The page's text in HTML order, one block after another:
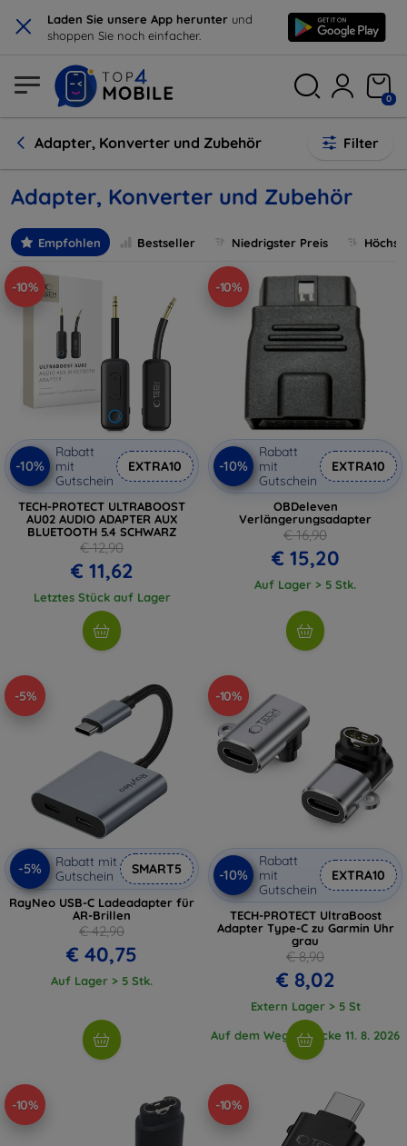
× Laden Sie unsere App herunter und
shoppen Sie noch einfacher.
0
Adapter, Konverter und Zubehör Filter
Adapter, Konverter und Zubehör
Empfohlen Bestseller Niedrigster Preis
-10%
-10%
Rabatt
mit
Gutschein
EXTRA10
TECH-PROTECT ULTRABOOST
AU02 AUDIO ADAPTER AUX
BLUETOOTH 5.4 SCHWARZ
€ 12,90
€ 11,62
Letztes Stück auf Lager
-10%
-10%
Rabatt
mit
Gutschein
EXTRA10
OBDeleven
Verlängerungsadapter
€ 16,90
€ 15,20
Auf Lager > 5 Stk.
-5%
-5%
Rabatt mit
Gutschein
SMART5
RayNeo USB-C Ladeadapter für
AR-Brillen
€ 42,90
€ 40,75
Auf Lager > 5 Stk.
-10%
-10%
Rabatt
mit
Gutschein
EXTRA10
TECH-PROTECT UltraBoost
Adapter Type-C zu Garmin Uhr
grau
€ 8,90
€ 8,02
Extern Lager > 5 St
Auf dem Weg 3 Stücke 11. 8. 2026
-10% -10%